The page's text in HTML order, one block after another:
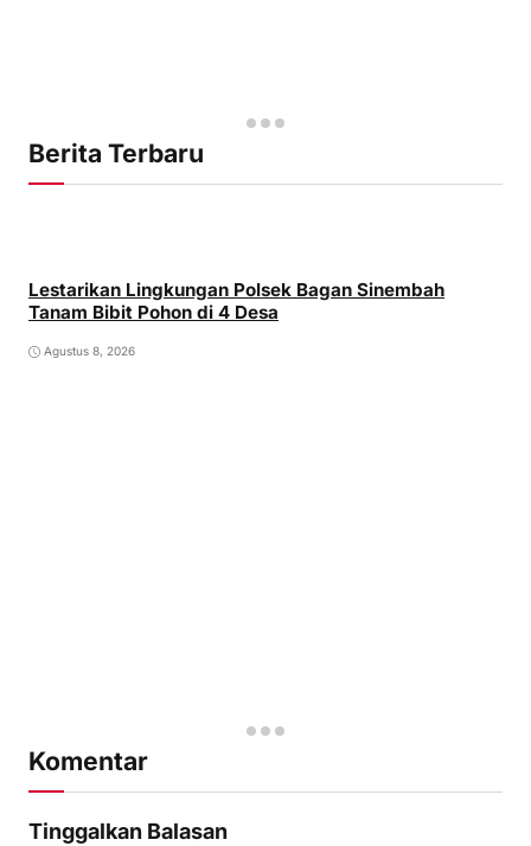
Berita Terbaru
Lestarikan Lingkungan Polsek Bagan Sinembah
Tanam Bibit Pohon di 4 Desa
Agustus 8, 2026
Komentar
Tinggalkan Balasan